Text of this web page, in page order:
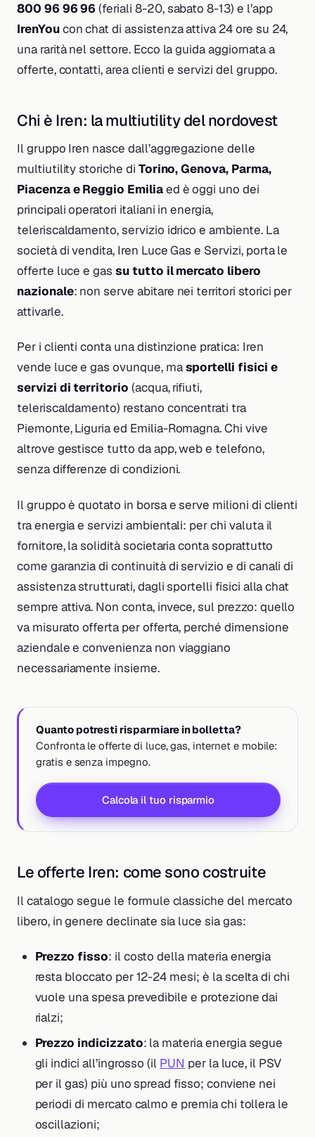
800 96 96 96 (feriali 8-20, sabato 8-13) e l’app
IrenYoucon chat di assistenza attiva 24 ore su 24,
una rarità nel settore. Ecco la guida aggiornata a
offerte, contatti, area clienti e servizi del gruppo.
Chi è Iren: la multiutility del nordovest
Il gruppo Iren nasce dall’aggregazione delle
multiutility storiche di Torino, Genova, Parma,
Piacenza e Reggio Emiliaed è oggi uno dei
principali operatori italiani in energia,
teleriscaldamento, servizio idrico e ambiente. La
società di vendita, Iren Luce Gas e Servizi, porta le
offerte luce e gassu tutto il mercato libero
nazionale: non serve abitare nei territori storici per
attivarle.
Per i clienti conta una distinzione pratica: Iren
vende luce e gas ovunque, masportelli fisici e
servizi di territorio (acqua, rifiuti,
teleriscaldamento) restano concentrati tra
Piemonte, Liguria ed Emilia-Romagna. Chi vive
altrove gestisce tutto da app, web e telefono,
senza differenze di condizioni.
Il gruppo è quotato in borsa e serve milioni di clienti
tra energia e servizi ambientali: per chi valuta il
fornitore, la solidità societaria conta soprattutto
come garanzia di continuità di servizio e di canali di
assistenza strutturati, dagli sportelli fisici alla chat
sempre attiva. Non conta, invece, sul prezzo: quello
va misurato offerta per offerta, perché dimensione
aziendale e convenienza non viaggiano
necessariamente insieme.
Quanto potresti risparmiare in bolletta?
Confronta le offerte di luce, gas, internet e mobile:
gratis e senza impegno.
Calcola il tuo risparmio
Le offerte Iren: come sono costruite
Il catalogo segue le formule classiche del mercato
libero, in genere declinate sia luce sia gas:
Prezzo fisso: il costo della materia energia
resta bloccato per 12-24 mesi; è la scelta di chi
vuole una spesa prevedibile e protezione dai
rialzi;
Prezzo indicizzato: la materia energia segue
gli indici all’ingrosso (il PUN per la luce, il PSV
per il gas) più uno spread fisso; conviene nei
periodi di mercato calmo e premia chi tollera le
oscillazioni;